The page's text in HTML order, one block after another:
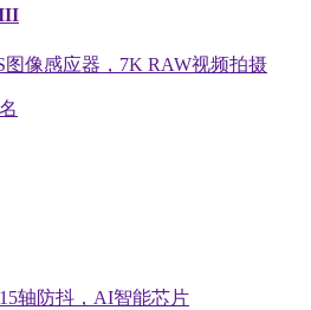
图像感应器，7K RAW视频拍摄
名
轴防抖，AI智能芯片